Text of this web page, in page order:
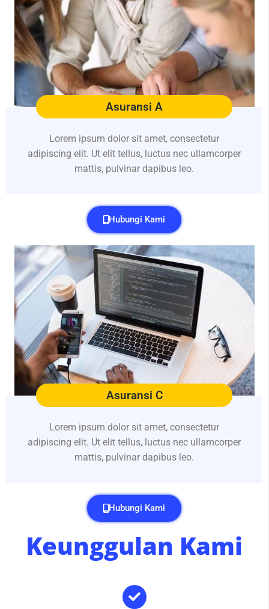
Asuransi A
Lorem ipsum dolor sit amet, consectetur
adipiscing elit. Ut elit tellus, luctus nec ullamcorper
mattis, pulvinar dapibus leo.
Hubungi Kami
Asuransi C
Lorem ipsum dolor sit amet, consectetur
adipiscing elit. Ut elit tellus, luctus nec ullamcorper
mattis, pulvinar dapibus leo.
Hubungi Kami
Keunggulan Kami